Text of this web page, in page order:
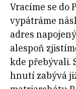
Vracíme se do
vypátráme
adres
alespoň
kde přebývali.
hnutí zabývá